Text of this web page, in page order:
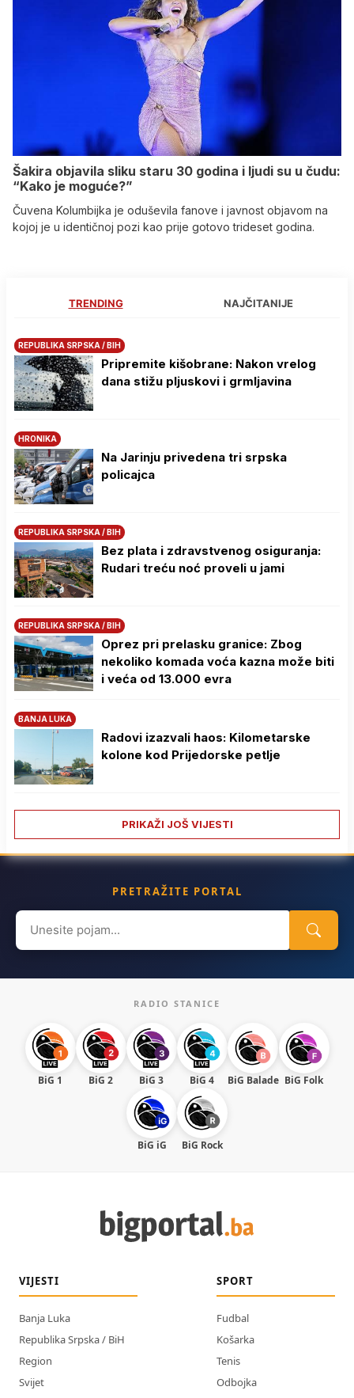
Šakira objavila sliku staru 30 godina i ljudi su u čudu:
“Kako je moguće?”
Čuvena Kolumbijka je oduševila fanove i javnost objavom na
kojoj je u identičnoj pozi kao prije gotovo trideset godina.
TRENDING NAJČITANIJE
REPUBLIKA SRPSKA / BIH
Pripremite kišobrane: Nakon vrelog
dana stižu pljuskovi i grmljavina
HRONIKA
Na Јarinju privedena tri srpska
policajca
REPUBLIKA SRPSKA / BIH
Bez plata i zdravstvenog osiguranja:
Rudari treću noć proveli u jami
REPUBLIKA SRPSKA / BIH
Oprez pri prelasku granice: Zbog
nekoliko komada voća kazna može biti
i veća od 13.000 evra
BANJA LUKA
Radovi izazvali haos: Kilometarske
kolone kod Prijedorske petlje
PRIKAŽI JOŠ VIJESTI
PRETRAŽITE PORTAL
Search
for:
RADIO STANICE
BiG 1 BiG 2 BiG 3 BiG 4 BiG Balade BiG Folk
BiG iG BiG Rock
VIJESTI
Banja Luka
Republika Srpska / BiH
Region
Svijet
SPORT
Fudbal
Košarka
Tenis
Odbojka